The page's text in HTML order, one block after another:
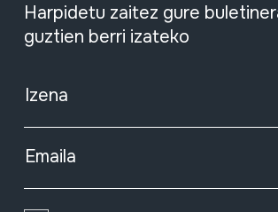
Harpidetu zaitez gure
guztien berri izateko
Izena
Emaila